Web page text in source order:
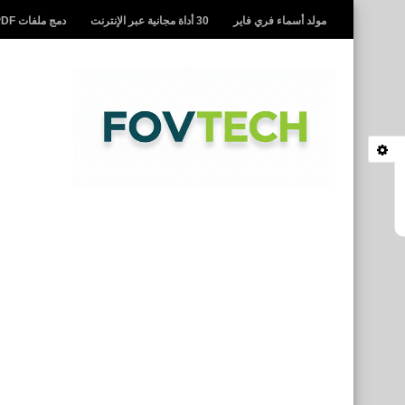
مولد أسماء فري فاير 30 أداة مجانية عبر الإنترنت دمج ملفات PDF